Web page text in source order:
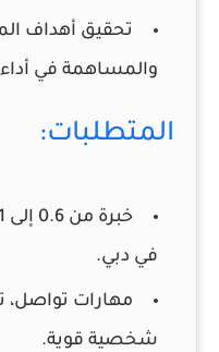
تحقيق أهداف
والمساهمة في أداء
المتطلبات:
في دبي.
مهارات تواصل،
شخصية قوية.